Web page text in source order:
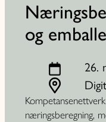
og
26.
næringsberegning,